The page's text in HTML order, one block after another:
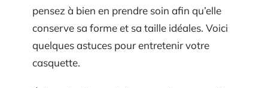
pensez à bien en prendre soin afin qu’elle
conserve sa forme et sa taille idéales. Voici
quelques astuces pour entretenir votre
casquette.